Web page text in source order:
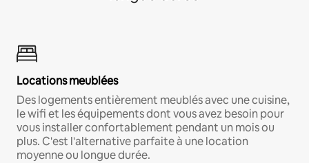
Locations meublées
Des logements entièrement meublés avec une cuisine,
le wifi et les équipements dont vous avez besoin pour
vous installer confortablement pendant un mois ou
plus. C'est l'alternative parfaite à une location
moyenne ou longue durée.